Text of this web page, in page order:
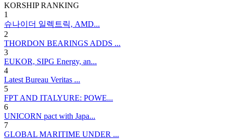
KORSHIP RANKING
1
슈나이더 일렉트릭, AMD...
2
THORDON BEARINGS ADDS ...
3
EUKOR, SIPG Energy, an...
4
Latest Bureau Veritas ...
5
FPT AND ITALYURE: POWE...
6
UNICORN pact with Japa...
7
GLOBAL MARITIME UNDER ...